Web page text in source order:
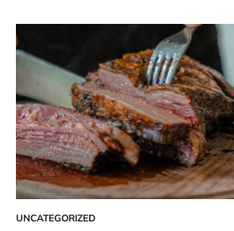
GEPLAATST
UNCATEGORIZED